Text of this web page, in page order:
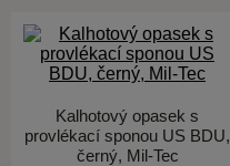
Kalhotový opasek s
provlékací sponou US BDU,
černý, Mil-Tec